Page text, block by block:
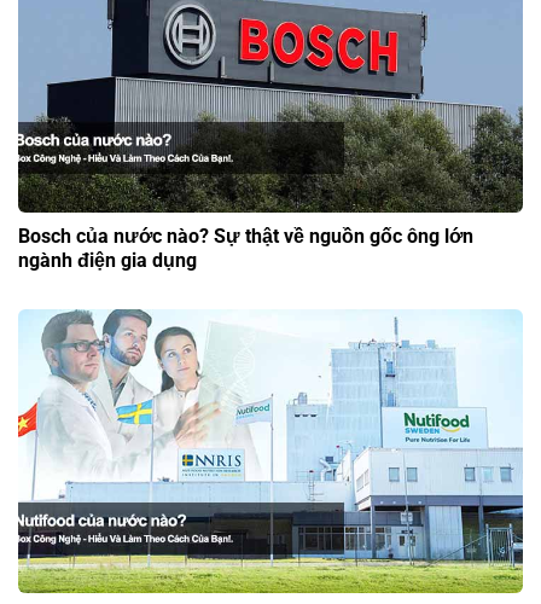
Bosch của nước nào? Sự thật về nguồn gốc ông lớn
ngành điện gia dụng